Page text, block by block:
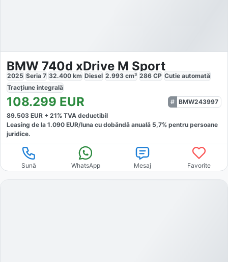
BMW 740d xDrive M Sport
2025 Seria 7 32.400 km Diesel 2.993 cm³ 286 CP Cutie automată
Tracțiune integrală
108.299 EUR
BMW243997
89.503 EUR + 21% TVA deductibil
Leasing de la 1.090 EUR/luna cu dobăndă anuală 5,7% pentru persoane
juridice.
Sună WhatsApp Mesaj Favorite